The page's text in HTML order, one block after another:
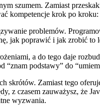
szumem. Zamiast
kompetencje krok po
problemów.
jak poprawić i jak zrobić
a do tego daje
“znam podstawy” do
skrótów. Zamiast tego
z czasem zauważysz, że
wyzwania.